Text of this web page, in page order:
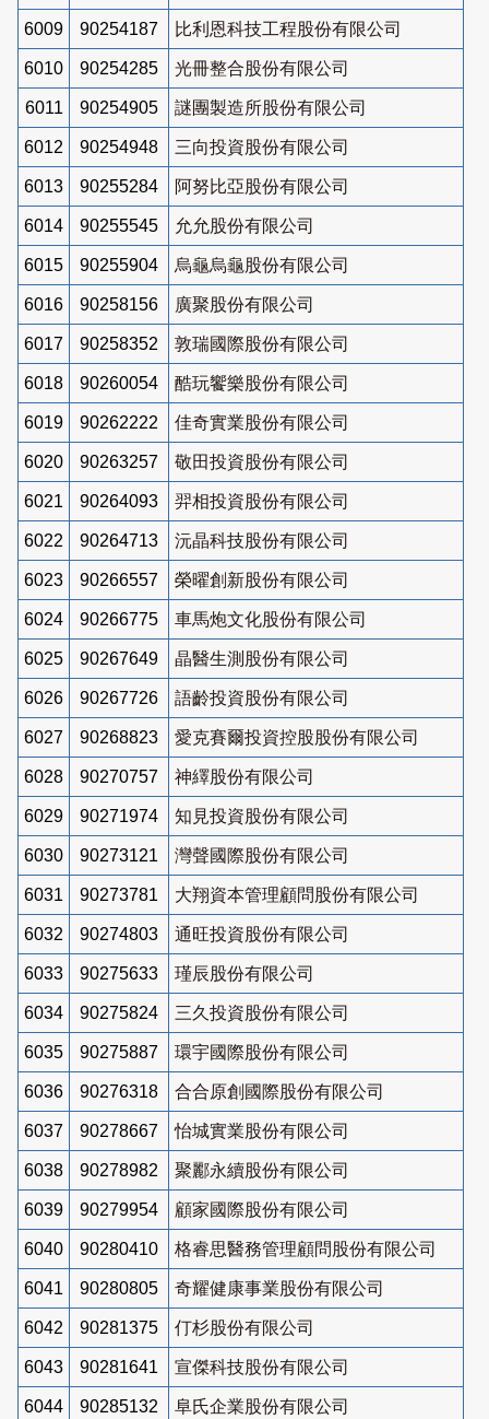
6009 90254187 比利恩科技工程股份有限公司
6010 90254285 光冊整合股份有限公司
6011 90254905 謎團製造所股份有限公司
6012 90254948 三向投資股份有限公司
6013 90255284 阿努比亞股份有限公司
6014 90255545 允允股份有限公司
6015 90255904 烏龜烏龜股份有限公司
6016 90258156 廣聚股份有限公司
6017 90258352 敦瑞國際股份有限公司
6018 90260054 酷玩饗樂股份有限公司
6019 90262222 佳奇實業股份有限公司
6020 90263257 敬田投資股份有限公司
6021 90264093 羿相投資股份有限公司
6022 90264713 沅晶科技股份有限公司
6023 90266557 榮曜創新股份有限公司
6024 90266775 車馬炮文化股份有限公司
6025 90267649 晶醫生測股份有限公司
6026 90267726 語齡投資股份有限公司
6027 90268823 愛克賽爾投資控股股份有限公司
6028 90270757 神繹股份有限公司
6029 90271974 知見投資股份有限公司
6030 90273121 灣聲國際股份有限公司
6031 90273781 大翔資本管理顧問股份有限公司
6032 90274803 通旺投資股份有限公司
6033 90275633 瑾辰股份有限公司
6034 90275824 三久投資股份有限公司
6035 90275887 環宇國際股份有限公司
6036 90276318 合合原創國際股份有限公司
6037 90278667 怡城實業股份有限公司
6038 90278982 聚酈永續股份有限公司
6039 90279954 顧家國際股份有限公司
6040 90280410 格睿思醫務管理顧問股份有限公司
6041 90280805 奇耀健康事業股份有限公司
6042 90281375 仃杉股份有限公司
6043 90281641 宣傑科技股份有限公司
6044 90285132 阜氏企業股份有限公司